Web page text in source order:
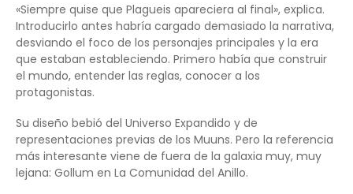
«Siempre quise que Plagueis apareciera al final», explica.
Introducirlo antes habría cargado demasiado la narrativa,
desviando el foco de los personajes principales y la era
que estaban estableciendo. Primero había que construir
el mundo, entender las reglas, conocer a los
protagonistas.
Su diseño bebió del Universo Expandido y de
representaciones previas de los Muuns. Pero la referencia
más interesante viene de fuera de la galaxia muy, muy
lejana: Gollum en La Comunidad del Anillo.